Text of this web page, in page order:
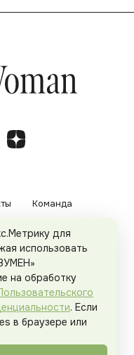
Команда
права защищены.
для
использовать
на обработку
. Если
в браузере или